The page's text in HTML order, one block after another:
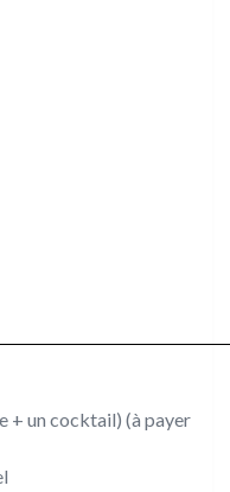
+ un cocktail) (à payer